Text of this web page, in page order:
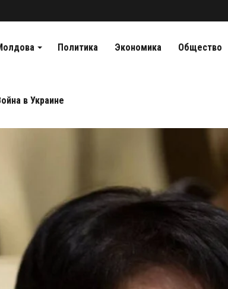
Политика Экономика Общество
в Украине